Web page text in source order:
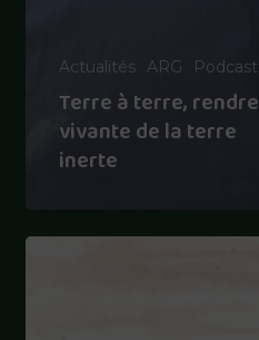
Actualités ARG Podcast
Terre à terre, rendre
vivante de la terre
inerte